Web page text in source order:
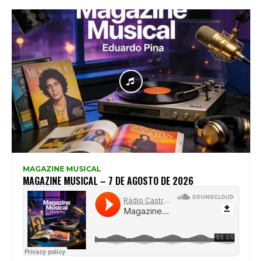
MAGAZINE MUSICAL
MAGAZINE MUSICAL – 7 DE AGOSTO DE 2026